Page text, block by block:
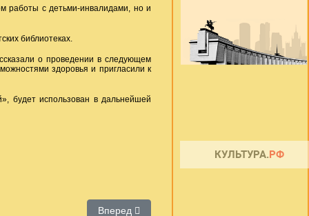
работы с детьми-инвалидами, но и
библиотеках.
о проведении в следующем
здоровья и пригласили к
будет использован в дальнейшей
Следующий: О проведении конкурса
Вперед